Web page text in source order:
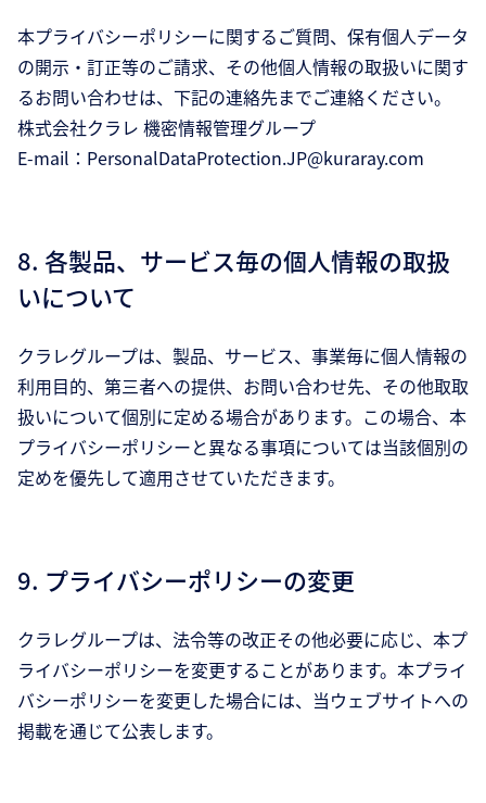
本プライバシーポリシーに関するご質問、保有個人データ
の開示・訂正等のご請求、その他個人情報の取扱いに関す
るお問い合わせは、下記の連絡先までご連絡ください。
株式会社クラレ 機密情報管理グループ
E-mail：PersonalDataProtection.JP@kuraray.com
8. 各製品、サービス毎の個人情報の取扱
いについて
クラレグループは、製品、サービス、事業毎に個人情報の
利用目的、第三者への提供、お問い合わせ先、その他取取
扱いについて個別に定める場合があります。この場合、本
プライバシーポリシーと異なる事項については当該個別の
定めを優先して適用させていただきます。
9. プライバシーポリシーの変更
クラレグループは、法令等の改正その他必要に応じ、本プ
ライバシーポリシーを変更することがあります。本プライ
バシーポリシーを変更した場合には、当ウェブサイトへの
掲載を通じて公表します。